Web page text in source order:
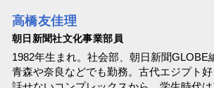
高橋友佳理
朝日新聞社文化事業部員
1982年生まれ。社会部、朝日新聞GLOBE
青森や奈良などでも勤務。古代エジプト